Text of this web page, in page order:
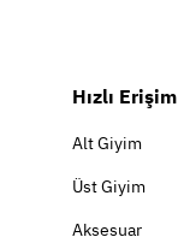
Hızlı Erişim
Alt Giyim
Üst Giyim
Aksesuar